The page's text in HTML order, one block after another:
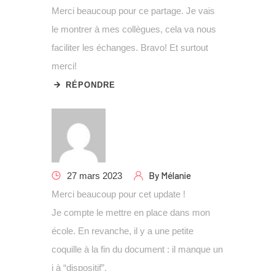
Merci beaucoup pour ce partage. Je vais
le montrer à mes collègues, cela va nous
faciliter les échanges. Bravo! Et surtout
merci!
RÉPONDRE
27 mars 2023 By Mélanie
Merci beaucoup pour cet update !
Je compte le mettre en place dans mon
école. En revanche, il y a une petite
coquille à la fin du document : il manque un
i à “dispositif”.